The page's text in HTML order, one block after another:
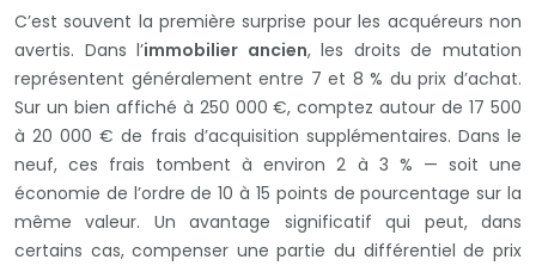
C’est souvent la première surprise pour les acquéreurs non
avertis. Dans l’immobilier ancien, les droits de mutation
représentent généralement entre 7 et 8 % du prix d’achat.
Sur un bien affiché à 250 000 €, comptez autour de 17 500
à 20 000 € de frais d’acquisition supplémentaires. Dans le
neuf, ces frais tombent à environ 2 à 3 % — soit une
économie de l’ordre de 10 à 15 points de pourcentage sur la
même valeur. Un avantage significatif qui peut, dans
certains cas, compenser une partie du différentiel de prix